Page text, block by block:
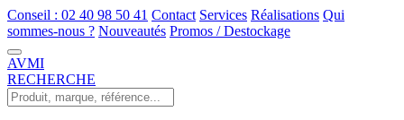
Conseil : 02 40 98 50 41 Contact Services Réalisations Qui
sommes-nous ? Nouveautés Promos / Destockage
AVMI
RECHERCHE